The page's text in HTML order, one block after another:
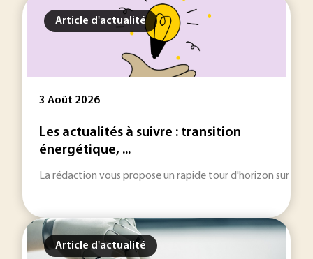
Article d'actualité
3 Août 2026
Les actualités à suivre : transition
énergétique, ...
La rédaction vous propose un rapide tour d'horizon sur les
Article d'actualité